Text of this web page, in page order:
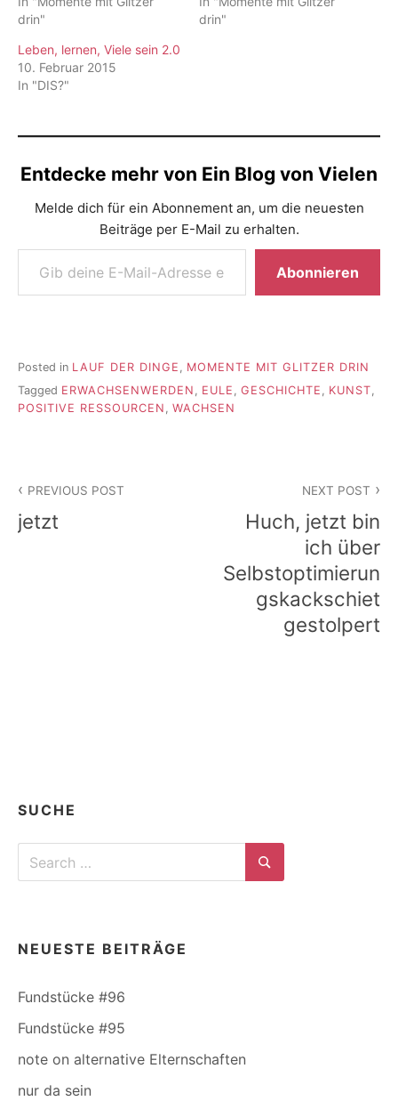
drin"
drin"
Leben, lernen, Viele sein 2.0
10. Februar 2015
In "DIS?"
Entdecke mehr von Ein Blog von Vielen
Melde dich für ein Abonnement an, um die neuesten
Beiträge per E-Mail zu erhalten.
Gib deine E-Mail-Adresse ein ...
Abonnieren
Posted in LAUF DER DINGE
MOMENTE MIT GLITZER DRIN
Tagged ERWACHSENWERDEN , EULE , GESCHICHTE , KUNST,
POSITIVE RESSOURCEN , WACHSEN
PREVIOUS POST
jetzt
NEXT POST
Huch, jetzt bin
ich über
Selbstoptimierun
gskackschiet
gestolpert
SUCHE
Search
for:
Search
NEUESTE BEITRÄGE
Fundstücke #96
Fundstücke #95
note on alternative Elternschaften
nur da sein